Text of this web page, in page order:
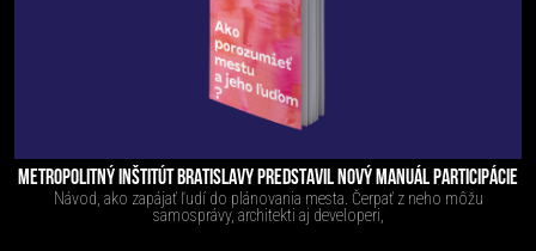
METROPOLITNÝ INŠTITÚT BRATISLAVY PREDSTAVIL NOVÝ MANUÁL PARTICIPÁCIE
Návod, ako zapájať ľudí do plánovania mesta. Čerpať z neho môžu
samosprávy, architekti aj developeri,